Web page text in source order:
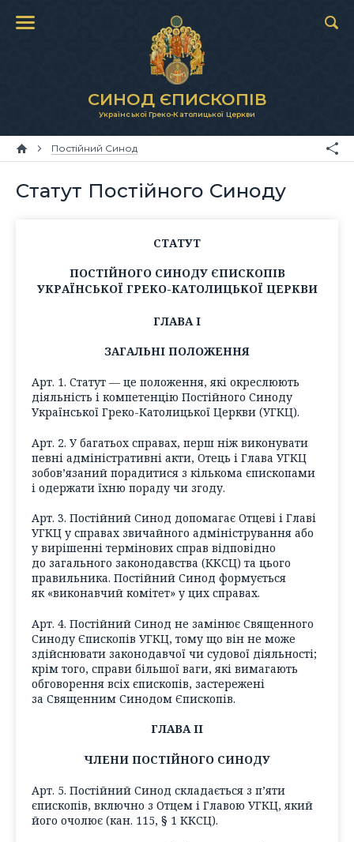
СИНОД ЄПИСКОПІВ
Української Греко-Католицької Церкви
Постійний Синод
Статут Постійного Синоду
СТАТУТ
ПОСТІЙНОГО СИНОДУ ЄПИСКОПІВ
УКРАЇНСЬКОЇ ГРЕКО-КАТОЛИЦЬКОЇ ЦЕРКВИ
ГЛАВА I
ЗАГАЛЬНІ ПОЛОЖЕННЯ
Арт. 1. Статут — це положення, які окреслюють
діяльність і компетенцію Постійного Синоду
Української Греко-Католицької Церкви (УГКЦ).
Арт. 2. У багатьох справах, перш ніж виконувати
певні адміністративні акти, Отець і Глава УГКЦ
зобов’язаний порадитися з кількома єпископами
і одержати їхню пораду чи згоду.
Арт. 3. Постійний Синод допомагає Отцеві і Главі
УГКЦ у справах звичайного адміністрування або
у вирішенні термінових справ відповідно
до загального законодавства (ККСЦ) та цього
правильника. Постійний Синод формується
як «виконавчий комітет» у цих справах.
Арт. 4. Постійний Синод не замінює Священного
Синоду Єпископів УГКЦ, тому що він не може
здійснювати законодавчої чи судової діяльності;
крім того, справи більшої ваги, які вимагають
обговорення всіх єпископів, застережені
за Священним Синодом Єпископів.
ГЛАВА II
ЧЛЕНИ ПОСТІЙНОГО СИНОДУ
Арт. 5. Постійний Синод складається з п’яти
єпископів, включно з Отцем і Главою УГКЦ, який
його очолює (кан. 115, § 1 ККСЦ).